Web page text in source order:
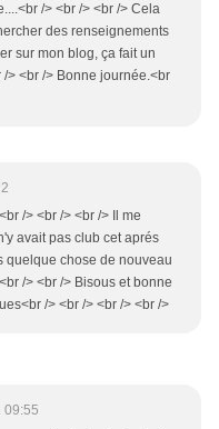
/> <br /> <br /> Cela
des renseignements
sur mon blog, ça fait un
/> <br /> Bonne journée.<br
/> <br /> <br /> Il me
avait pas club cet aprés
quelque chose de nouveau
/> <br /> Bisous et bonne
/> <br /> <br /> <br />
09:55